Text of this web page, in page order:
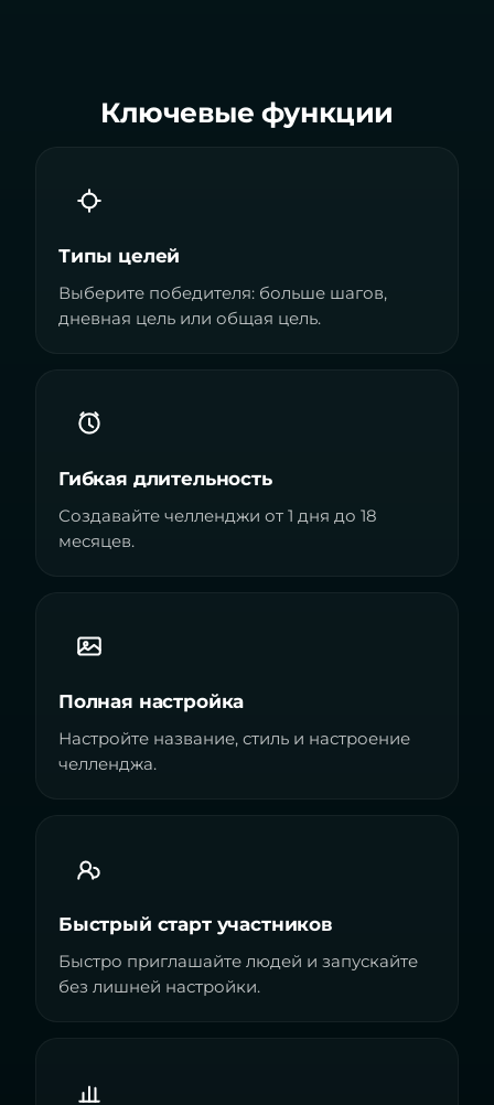
Ключевые функции
Типы целей
Выберите победителя: больше шагов,
дневная цель или общая цель.
Гибкая длительность
Создавайте челленджи от 1 дня до 18
месяцев.
Полная настройка
Настройте название, стиль и настроение
челленджа.
Быстрый старт участников
Быстро приглашайте людей и запускайте
без лишней настройки.